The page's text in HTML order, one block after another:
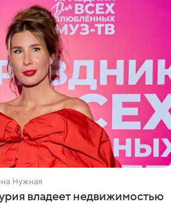
Нужная
владеет недвижимостью